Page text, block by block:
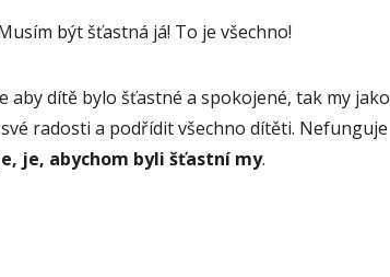
být šťastná já! To je všechno!
aby dítě bylo šťastné a spokojené, tak my jako
radosti a podřídit všechno dítěti. Nefunguje
je, abychom byli šťastní my.